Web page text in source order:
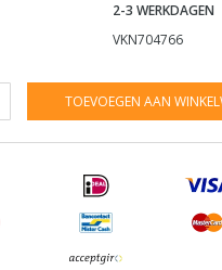
2-3 WERKDAGEN
VKN704766
TOEVOEGEN AAN